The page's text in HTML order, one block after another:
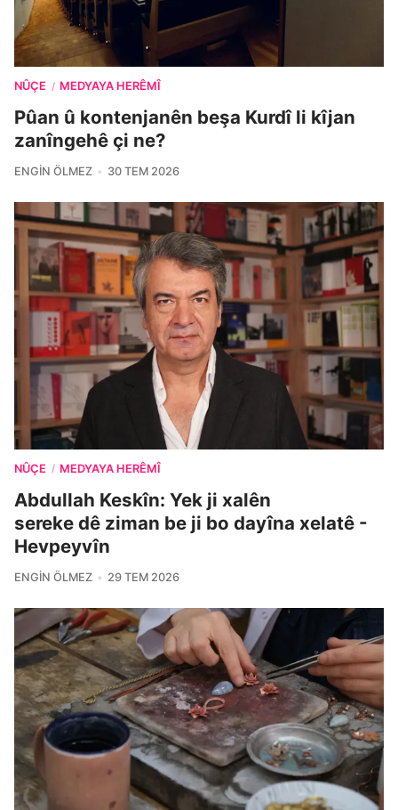
NÛÇE / MEDYAYA HERÊMÎ
Pûan û kontenjanên beşa Kurdî li kîjan
zanîngehê çi ne?
ENGIN ÖLMEZ 30 TEM 2026
NÛÇE / MEDYAYA HERÊMÎ
Abdullah Keskîn: Yek ji xalên
sereke dê ziman be ji bo dayîna xelatê -
Hevpeyvîn
ENGIN ÖLMEZ 29 TEM 2026